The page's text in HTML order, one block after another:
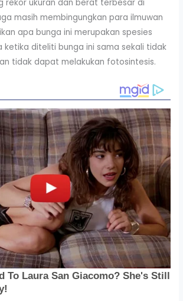
rekor ukuran dan berat terbesar di
masih membingungkan para ilmuwan
apa bunga ini merupakan spesies
ketika diteliti bunga ini sama sekali tidak
tidak dapat melakukan fotosintesis.